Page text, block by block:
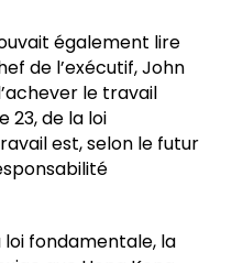
également lire
de l’exécutif, John
le travail
23, de la loi
est, selon le futur
loi fondamentale, la